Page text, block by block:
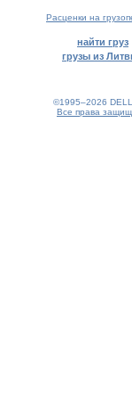
Расценки на
найти груз
грузы из
©1995–2026
Все права